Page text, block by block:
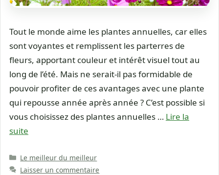
Tout le monde aime les plantes annuelles, car elles
sont voyantes et remplissent les parterres de
fleurs, apportant couleur et intérêt visuel tout au
long de l’été. Mais ne serait-il pas formidable de
pouvoir profiter de ces avantages avec une plante
qui repousse année après année ? C’est possible si
vous choisissez des plantes annuelles … Lire la
suite
Catégories
Le meilleur du meilleur
Laisser un commentaire